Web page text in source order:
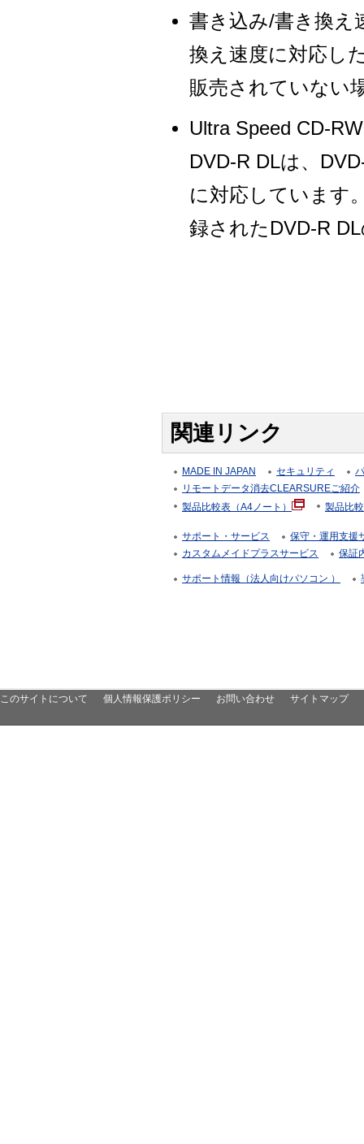
書き込み/書き換え
換え速度に対応し
販売されていない
Ultra Speed CD-
DVD-R DLは、
に対応しています
録されたDVD-R
関連リンク
MADE IN JAPAN セキュリティ
リモートデータ消去CLEARSUREご紹介
製品比較表（A4ノート）
製品比
サポート・サービス
保守・運用支援
カスタムメイドプラスサービス
保証
サポート情報（法人向けパソコン ）
このサイトについて 個人情報保護ポリシー お問い合わせ サイトマップ